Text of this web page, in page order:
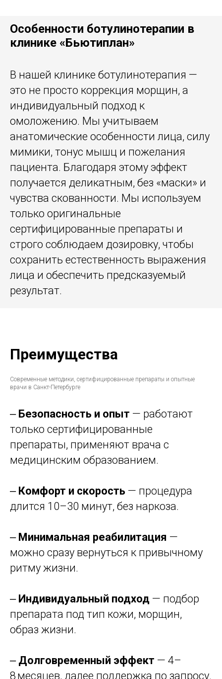
Особенности ботулинотерапии в
клинике «Бьютиплан»
В нашей клинике ботулинотерапия —
это не просто коррекция морщин, а
индивидуальный подход к
омоложению. Мы учитываем
анатомические особенности лица, силу
мимики, тонус мышц и пожелания
пациента. Благодаря этому эффект
получается деликатным, без «маски» и
чувства скованности. Мы используем
только оригинальные
сертифицированные препараты и
строго соблюдаем дозировку, чтобы
сохранить естественность выражения
лица и обеспечить предсказуемый
результат.
Преимущества
Современные методики, сертифицированные препараты и опытные
врачи в Санкт-Петербурге
‒ Безопасность и опыт — работают
только сертифицированные
препараты, применяют врача с
медицинским образованием.
‒ Комфорт и скорость — процедура
длится 10–30 минут, без наркоза.
‒ Минимальная реабилитация —
можно сразу вернуться к привычному
ритму жизни.
‒ Индивидуальный подход — подбор
препарата под тип кожи, морщин,
образ жизни.
‒ Долговременный эффект — 4–
8 месяцев, далее поддержка по запросу.